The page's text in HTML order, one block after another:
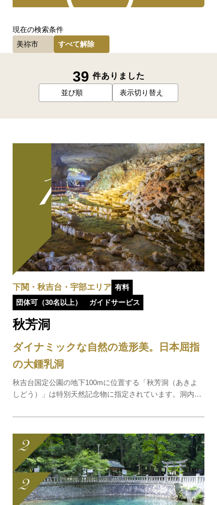
現在の検索条件
美祢市
すべて解除
39 件ありました
並び順 表示切り替え
秋芳洞
ダイナミックな自然の造形美。日本屈指
の大鍾乳洞
秋吉台国定公園の地下100mに位置する「秋芳洞（あきよ
しどう）」は特別天然記念物に指定されています。洞内の
雨の日でも快適に観光をお楽しみいただけます。洞内の総
下関・秋吉台・宇部エリア 有料
団体可（30名以上）
ガイドサービス